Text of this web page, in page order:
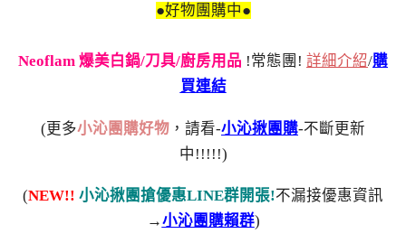
●好物團購中●
Neoflam 爆美白鍋/刀具/廚房用品 !常態團! 詳細介紹/購
買連結
(更多小沁團購好物 ，請看-小沁揪團購-不斷更新
中!!!!!)
(NEW!! 小沁揪團搶優惠LINE群開張!不漏接優惠資訊
→小沁團購賴群)